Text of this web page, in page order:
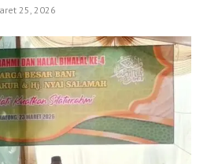
25, 2026